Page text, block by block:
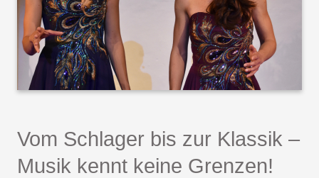
Vom Schlager bis zur Klassik –
Musik kennt keine Grenzen!